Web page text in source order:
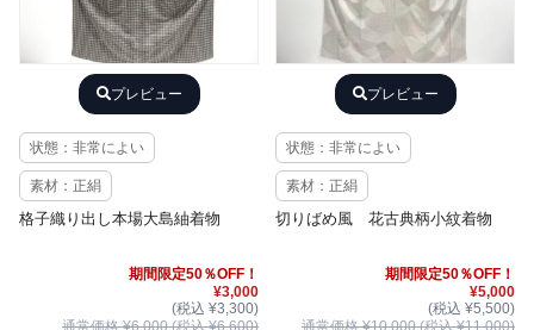
プレビュー
状態：非常によい
素材：正絹
格子織り出し本場大島紬着物
期間限定50％OFF！
¥3,000
(税込 ¥3,300)
プレビュー
状態：非常によい
素材：正絹
切りばめ風 花古典柄小紋着物
期間限定50％OFF！
¥5,000
(税込 ¥5,500)